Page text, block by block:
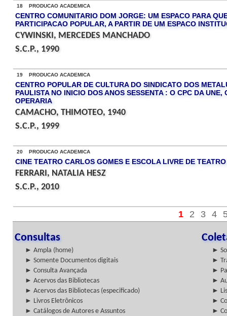
18 PRODUCAO ACADEMICA
CENTRO COMUNITARIO DOM JORGE: UM ESPACO PARA
PARTICIPACAO POPULAR, A PARTIR DE UM ESPACO
CYWINSKI, MERCEDES MANCHADO
S.C.P., 1990
19 PRODUCAO ACADEMICA
CENTRO POPULAR DE CULTURA DO SINDICATO DOS
PAULISTA NO INICIO DOS ANOS SESSENTA : O CPC DA
OPERARIA
CAMACHO, THIMOTEO, 1940
S.C.P., 1999
20 PRODUCAO ACADEMICA
CINE TEATRO CARLOS GOMES E ESCOLA LIVRE DE
FERRARI, NATALIA HESZ
S.C.P., 2010
1 2 3 4
Consultas
► Ampla (home)
►
► Somente Documentos digitais
►
► Consulta Avançada
►
► Acervos das Bibliotecas
►
► Acervos das Bibliotecas (especificado)
►
► Livros Eletrônicos
►
► Catálogos de Autores e Assuntos
►